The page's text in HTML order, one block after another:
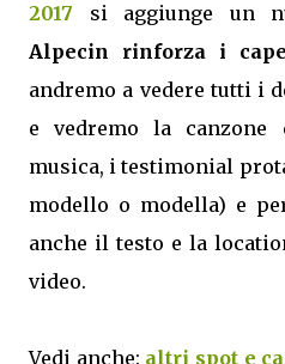
2017 si aggiunge un
Alpecin rinforza i
andremo a vedere tutti i
e vedremo la
musica, i testimonial
modello o modella) e
anche il testo e la
video.
Vedi anche: altri spot e